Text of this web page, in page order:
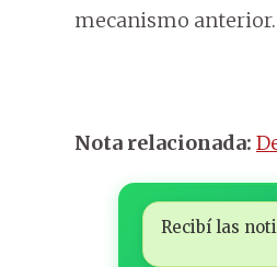
mecanismo anterior.
Nota relacionada:
Recibí las